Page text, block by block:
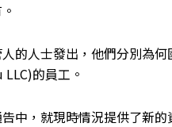
的人士發出，他們分別為
的員工。
中，就現時情況提供了新